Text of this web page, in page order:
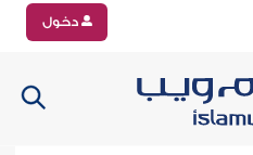
دخول